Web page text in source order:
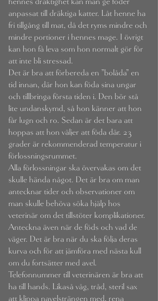
anpassat till dräktiga katter. Låt henne ha
fri tillgång till mat, då det ryms mindre och
mindre portioner i hennes mage. I övrigt
kan hon få leva som hon normalt gör för
att inte bli stressad.
Det är bra att förbereda en ”bolåda” en
tid innan, där hon kan föda sina ungar
och tillbringa första tiden i. Den bör stå
lite undanskymd, så hon känner att hon
får lugn och ro. Sedan är det bara att
hoppas att hon väljer att föda där. 23
grader är rekommenderad temperatur i
förlossningsrummet.
Alla förlossningar ska övervakas om det
skulle hända något. Det är bra om man
antecknar tider och observationer om
man skulle behöva söka hjälp hos
veterinär om det tillstöter komplikationer.
Anteckna även när de föds och vad de
väger. Det är bra när du ska följa deras
kurva och för att jämföra med nästa kull
om du fortsätter med avel.
Telefonnummer till veterinären är bra att
ha till hands. Likaså våg, tråd, steril sax
att klippa navelsträngen med, rena